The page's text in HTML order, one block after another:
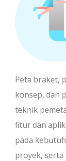
Peta braket,
konsep, dan
teknik
fitur dan
pada
proyek, serta